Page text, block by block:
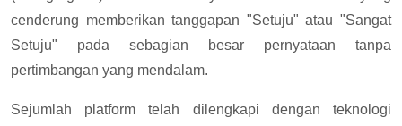
cenderung memberikan tanggapan "Setuju" atau "Sangat
Setuju" pada sebagian besar pernyataan tanpa
pertimbangan yang mendalam.
Sejumlah platform telah dilengkapi dengan teknologi